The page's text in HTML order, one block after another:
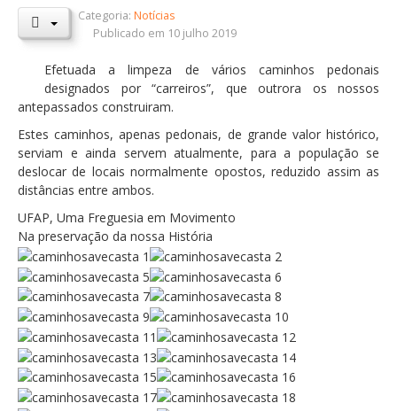
Orçamentos / PPI / PPA
DESTAQUES
Notícias
Sondagens
ZêzereTV
SERVIÇOS
A Minha Rua
Abastecimento de Água
Roturas e Leituras
Qualidade da Água
Atendimento ao Público
Categoria:Notícias
Publicado em 10 julho 2019
Efetuada a limpeza de vários caminhos pedonais
designados por “carreiros”, que outrora os nossos
antepassados construiram.
Estes caminhos, apenas pedonais, de grande valor histórico,
serviam e ainda servem atualmente, para a população se
deslocar de locais normalmente opostos, reduzido assim as
distâncias entre ambos.
UFAP, Uma Freguesia em Movimento
Na preservação da nossa História